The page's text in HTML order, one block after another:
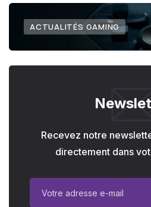
ACTUALITÉS GAMING
Recevez notre
directement dans